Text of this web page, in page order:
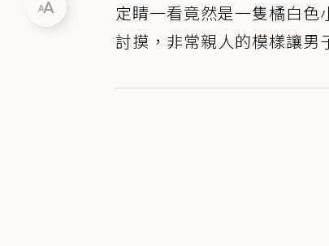
定睛一看竟然是一隻橘白
討摸，非常親人的模樣讓男